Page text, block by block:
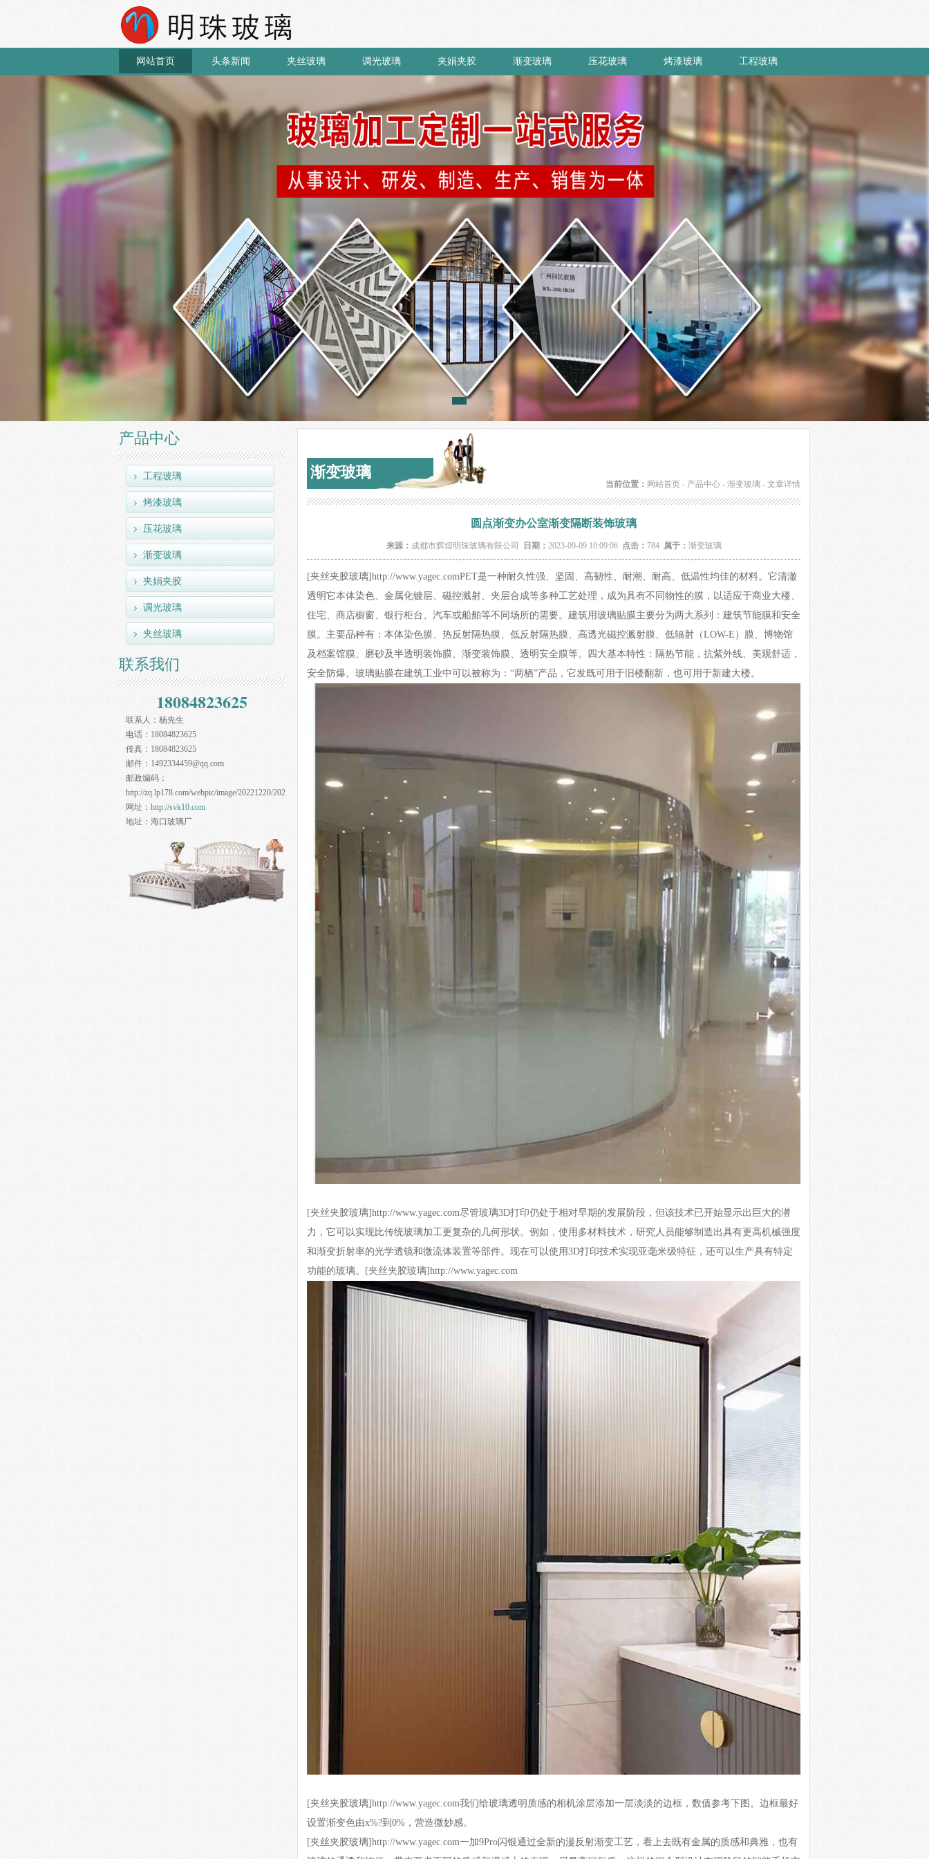
网站首页 头条新闻 夹丝玻璃 调光玻璃 夹娟夹胶 渐变玻璃 压花玻璃 烤漆玻璃 工程玻璃
产品中心
工程玻璃
烤漆玻璃
压花玻璃
渐变玻璃
夹娟夹胶
调光玻璃
夹丝玻璃
联系我们
18084823625
联系人： 杨先生
电话： 18084823625
传真： 18084823625
邮件： 1492334459@qq.com
邮政编码：
http://zq.lp178.com/webpic/image/20221220/20221220083609_34109.jpg
网址： http://svk10.com
地址： 海口玻璃厂
当前位置： 网站首页 - 产品中心 - 渐变玻璃 - 文章详情
渐变玻璃
圆点渐变办公室渐变隔断装饰玻璃
来源： 成都市辉煌明珠玻璃有限公司 日期： 2023-09-09 10:09:06 点击： 784 属于： 渐变玻璃
[夹丝夹胶玻璃]http://www.yagec.comPET是一种耐久性强、坚固、高韧性、耐潮、耐高、低温性均佳的材料。它清澈
透明它本体染色、金属化镀层、磁控溅射、夹层合成等多种工艺处理，成为具有不同物性的膜，以适应于商业大楼、
住宅、商店橱窗、银行柜台、汽车或船舶等不同场所的需要。建筑用玻璃贴膜主要分为两大系列：建筑节能膜和安全
膜。主要品种有：本体染色膜、热反射隔热膜、低反射隔热膜、高透光磁控溅射膜、低辐射（LOW-E）膜、博物馆
及档案馆膜、磨砂及半透明装饰膜、渐变装饰膜、透明安全膜等。四大基本特性：隔热节能，抗紫外线、美观舒适，
安全防爆。玻璃贴膜在建筑工业中可以被称为：“两栖”产品，它发既可用于旧楼翻新，也可用于新建大楼。
[夹丝夹胶玻璃]http://www.yagec.com尽管玻璃3D打印仍处于相对早期的发展阶段，但该技术已开始显示出巨大的潜
力，它可以实现比传统玻璃加工更复杂的几何形状。例如，使用多材料技术，研究人员能够制造出具有更高机械强度
和渐变折射率的光学透镜和微流体装置等部件。现在可以使用3D打印技术实现亚毫米级特征，还可以生产具有特定
功能的玻璃。[夹丝夹胶玻璃]http://www.yagec.com
[夹丝夹胶玻璃]http://www.yagec.com我们给玻璃透明质感的相机涂层添加一层淡淡的边框，数值参考下图。边框最好
设置渐变色由x%?到0%，营造微妙感。
[夹丝夹胶玻璃]http://www.yagec.com一加9Pro闪银通过全新的漫反射渐变工艺，看上去既有金属的质感和典雅，也有